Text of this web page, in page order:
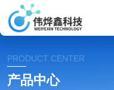
PRODUCT CENTER
产品中心